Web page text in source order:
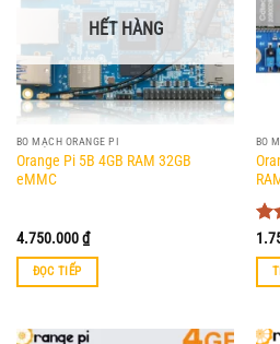
HẾT HÀNG
BO MẠCH ORANGE PI
Orange Pi 5B 4GB RAM 32GB
eMMC
4.750.000₫
ĐỌC TIẾP
BO
sao